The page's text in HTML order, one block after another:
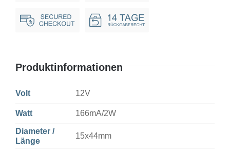
Produktinformationen
Volt 12V
Watt 166mA/2W
Diameter /
Länge
15x44mm